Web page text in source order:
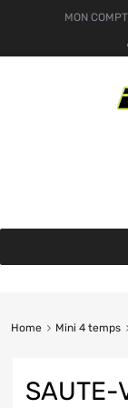
MON
Home Mini 4 temps
SAUTE-